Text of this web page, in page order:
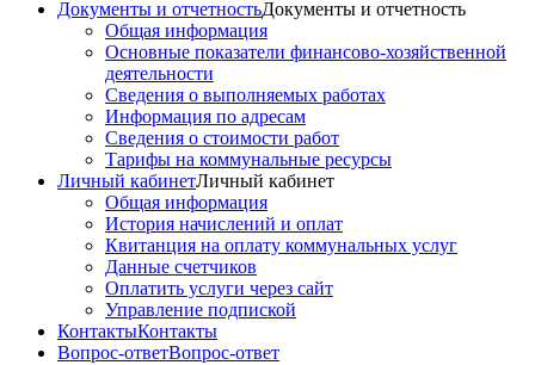
Документы и отчетностьДокументы и отчетность
Общая информация
Основные показатели финансово-хозяйственной
деятельности
Сведения о выполняемых работах
Информация по адресам
Сведения о стоимости работ
Тарифы на коммунальные ресурсы
Личный кабинетЛичный кабинет
Общая информация
История начислений и оплат
Квитанция на оплату коммунальных услуг
Данные счетчиков
Оплатить услуги через сайт
Управление подпиской
КонтактыКонтакты
Вопрос-ответВопрос-ответ